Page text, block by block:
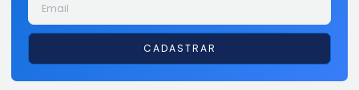
CADASTRAR